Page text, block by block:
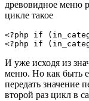
древовидное меню
цикле такое
<?php if
<?php if
И уже исходя из
меню. Но как быть
передать значение
второй раз цикл в